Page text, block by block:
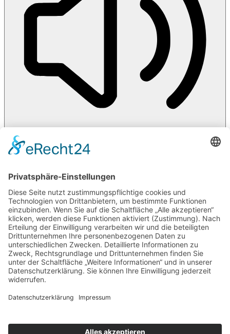
Tastaturnavigation Bilder ausblenden Töne stummschalten
Titel hervorheben Inhalt hervorheben